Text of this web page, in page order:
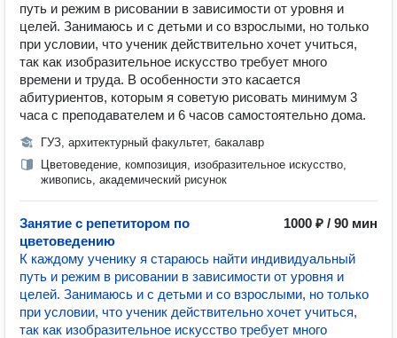
путь и режим в рисовании в зависимости от уровня и
целей. Занимаюсь и с детьми и со взрослыми, но только
при условии, что ученик действительно хочет учиться,
так как изобразительное искусство требует много
времени и труда. В особенности это касается
абитуриентов, которым я советую рисовать минимум 3
часа с преподавателем и 6 часов самостоятельно дома.
ГУЗ, архитектурный факультет, бакалавр
Цветоведение, композиция, изобразительное искусство,
живопись, академический рисунок
Занятие с репетитором по
цветоведению
1000 ₽ / 90 мин
К каждому ученику я стараюсь найти индивидуальный
путь и режим в рисовании в зависимости от уровня и
целей. Занимаюсь и с детьми и со взрослыми, но только
при условии, что ученик действительно хочет учиться,
так как изобразительное искусство требует много